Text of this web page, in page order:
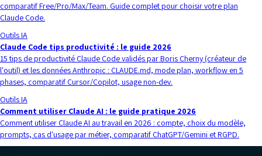
comparatif Free/Pro/Max/Team. Guide complet pour choisir votre plan
Claude Code.
Outils IA
Claude Code tips productivité : le guide 2026
15 tips de productivité Claude Code validés par Boris Cherny (créateur de
l'outil) et les données Anthropic : CLAUDE.md, mode plan, workflow en 5
phases, comparatif Cursor/Copilot, usage non-dev.
Outils IA
Comment utiliser Claude AI : le guide pratique 2026
Comment utiliser Claude AI au travail en 2026 : compte, choix du modèle,
prompts, cas d'usage par métier, comparatif ChatGPT/Gemini et RGPD.